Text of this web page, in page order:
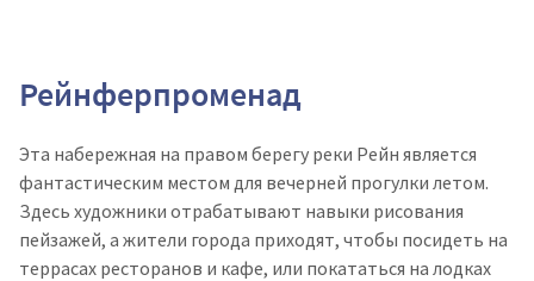
Рейнферпроменад
Эта набережная на правом берегу реки Рейн является
фантастическим местом для вечерней прогулки летом.
Здесь художники отрабатывают навыки рисования
пейзажей, а жители города приходят, чтобы посидеть на
террасах ресторанов и кафе, или покататься на лодках